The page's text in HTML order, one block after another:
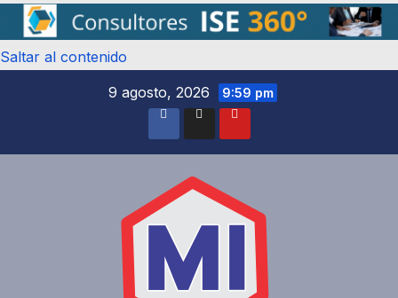
Saltar al contenido
9 agosto, 2026
9:59 pm